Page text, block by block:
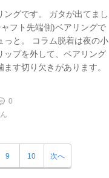
ングです。 ガタが出てまし
フト先端側)ベアリングで
っと。 コラム脱着は夜の小
ップを外して、ベアリング
す切り欠きがあります。
0
9 10 次へ